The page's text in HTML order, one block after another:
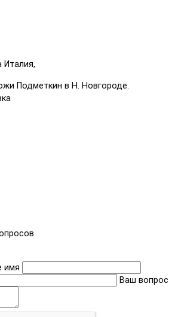
Италия,
Подметкин в Н. Новгороде.
имя
Ваш вопрос